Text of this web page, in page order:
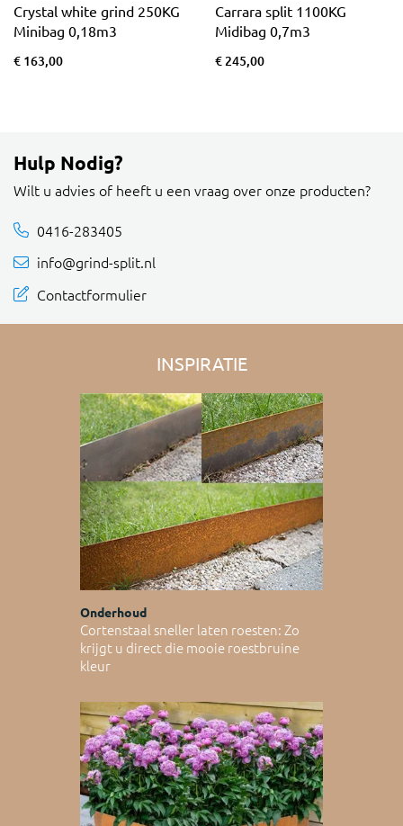
Crystal white grind 250KG
Minibag 0,18m3
€ 163,00
Carrara split 1100KG
Midibag 0,7m3
€ 245,00
Hulp Nodig?
Wilt u advies of heeft u een vraag over onze producten?
0416-283405
info@grind-split.nl
Contactformulier
INSPIRATIE
Onderhoud
Cortenstaal sneller laten roesten: Zo
krijgt u direct die mooie roestbruine
kleur